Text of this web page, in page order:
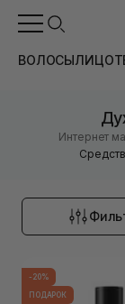
ВОЛОСЫЛИЦО
Интернет
-20%
ПОДАРОК